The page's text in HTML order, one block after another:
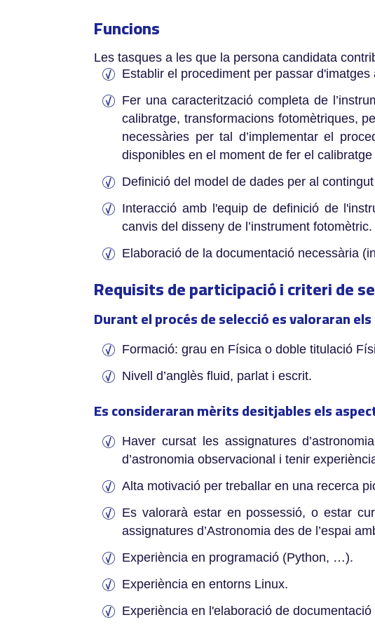
Funcions
Les tasques a les que la persona candidata
Establir el procediment per passar
Fer una caracterització completa de
calibratge, transformacions fotomètriques,
necessàries per tal d’implementar el
disponibles en el moment de fer el
Definició del model de dades per al
Interacció amb l'equip de definició de
canvis del disseny de l’instrument fotomètric.
Elaboració de la documentació necessària
Requisits de participació i criteri de
Durant el procés de selecció es valoraran
Formació: grau en Física o doble titulació
Nivell d’anglès fluid, parlat i escrit.
Es consideraran mèrits desitjables els
­Haver cursat les assignatures
d’astronomia observacional i tenir
Alta motivació per treballar en una recerca
Es valorarà estar en possessió, o estar
assignatures d’Astronomia des de l’espai
Experiència en programació (Python, …).
Experiència en entorns Linux.
Experiència en l'elaboració de